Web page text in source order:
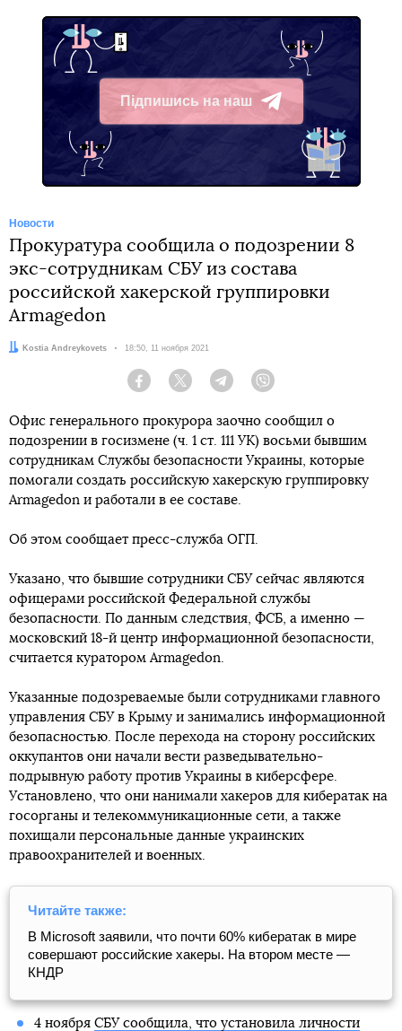
Підпишись на наш
Telegram
Новости
Прокуратура сообщила о подозрении 8
экс-сотрудникам СБУ из состава
российской хакерской группировки
Armagedon
Автор:Kostia Andreykovets Дата:
18:50, 11 ноября 2021
Facebook Twitter Telegram
Офис генерального прокурора заочно сообщил о
подозрении в госизмене (ч. 1 ст. 111 УК) восьми бывшим
сотрудникам Службы безопасности Украины, которые
помогали создать российскую хакерскую группировку
Armagedon и работали в ее составе.
Об этом сообщает пресс-служба ОГП.
Указано, что бывшие сотрудники СБУ сейчас являются
офицерами российской Федеральной службы
безопасности. По данным следствия, ФСБ, а именно —
московский 18-й центр информационной безопасности,
считается куратором Armagedon.
Указанные подозреваемые были сотрудниками главного
управления СБУ в Крыму и занимались информационной
безопасностью. После перехода на сторону российских
оккупантов они начали вести разведывательно-
подрывную работу против Украины в киберсфере.
Установлено, что они нанимали хакеров для кибератак на
госорганы и телекоммуникационные сети, а также
похищали персональные данные украинских
правоохранителей и военных.
Читайте также:
В Microsoft заявили, что почти 60% кибератак в мире
совершают российские хакеры. На втором месте —
КНДР
4 ноября СБУ сообщила, что установила личности